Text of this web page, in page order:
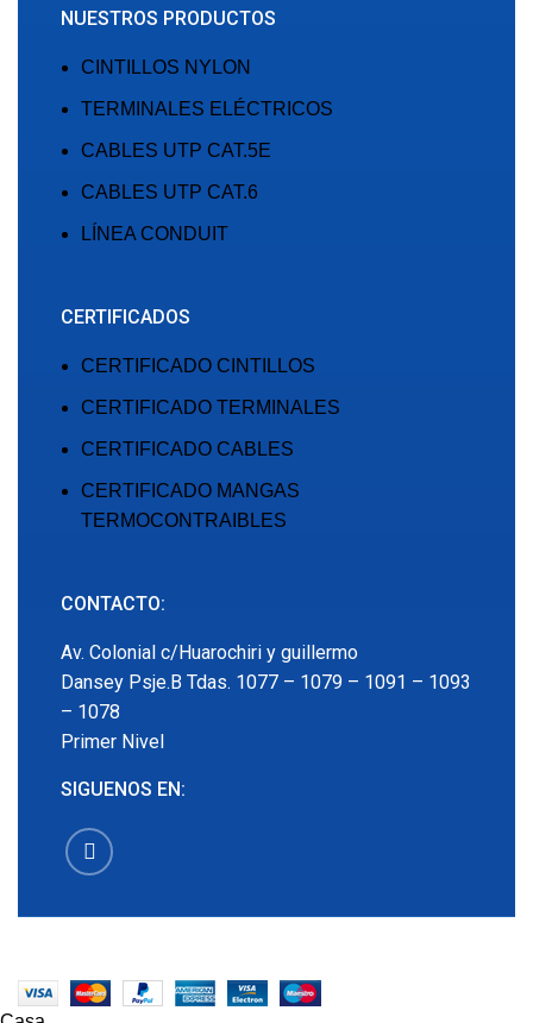
NUESTROS PRODUCTOS
CINTILLOS NYLON
TERMINALES ELÉCTRICOS
CABLES UTP CAT.5E
CABLES UTP CAT.6
LÍNEA CONDUIT
CERTIFICADOS
CERTIFICADO CINTILLOS
CERTIFICADO TERMINALES
CERTIFICADO CABLES
CERTIFICADO MANGAS
TERMOCONTRAIBLES
CONTACTO:
Av. Colonial c/Huarochiri y guillermo
Dansey Psje.B Tdas. 1077 – 1079 – 1091 – 1093
– 1078
Primer Nivel
SIGUENOS EN: